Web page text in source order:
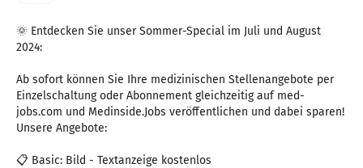
🌞 Entdecken Sie unser Sommer-Special im Juli und August
2024:
Ab sofort können Sie Ihre medizinischen Stellenangebote per
Einzelschaltung oder Abonnement gleichzeitig auf med-
jobs.com und Medinside.Jobs veröffentlichen und dabei sparen!
Unsere Angebote:
📋 Basic: Bild - Textanzeige kostenlos